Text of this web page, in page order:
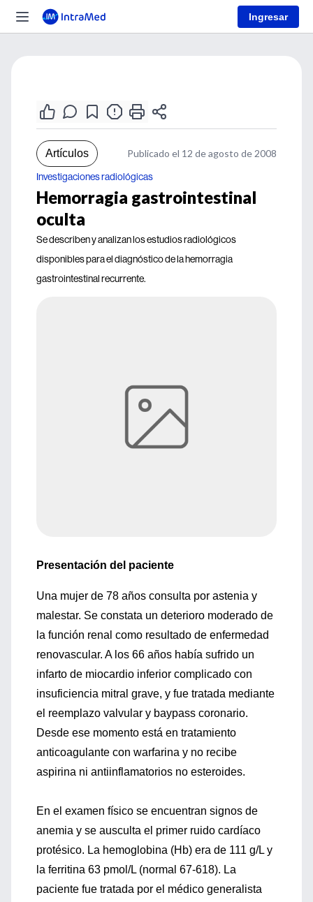
Ingresar
Artículos Publicado el 12 de agosto de 2008
Investigaciones radiológicas
Hemorragia gastrointestinal
oculta
Se describen y analizan los estudios radiológicos
disponibles para el diagnóstico de la hemorragia
gastrointestinal recurrente.
Presentación del paciente
Una mujer de 78 años consulta por astenia y
malestar. Se constata un deterioro moderado de
la función renal como resultado de enfermedad
renovascular. A los 66 años había sufrido un
infarto de miocardio inferior complicado con
insuficiencia mitral grave, y fue tratada mediante
el reemplazo valvular y baypass coronario.
Desde ese momento está en tratamiento
anticoagulante con warfarina y no recibe
aspirina ni antiinflamatorios no esteroides.
En el examen físico se encuentran signos de
anemia y se ausculta el primer ruido cardíaco
protésico. La hemoglobina (Hb) era de 111 g/L y
la ferritina 63 pmol/L (normal 67-618). La
paciente fue tratada por el médico generalista